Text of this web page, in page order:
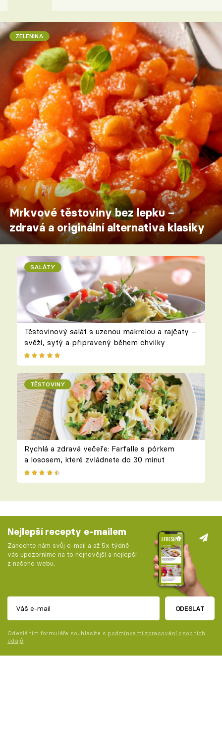
ZELENINA
Mrkvové těstoviny bez lepku –
zdravá a originální alternativa klasiky
SALÁTY
Těstovinový salát s uzenou makrelou a rajčaty –
svěží, sytý a připravený během chvilky
TĚSTOVINY
Rychlá a zdravá večeře: Farfalle s pórkem
a lososem, které zvládnete do 30 minut
Nejlepší recepty e-mailem
Zanechte nám svůj e-mail a až 5x týdně
vás upozorníme na to nejnovější a nejlepší
z našeho webu.
ODESLAT
Odesláním formuláře souhlasíte s podmínkami zpracování osobních
údajů